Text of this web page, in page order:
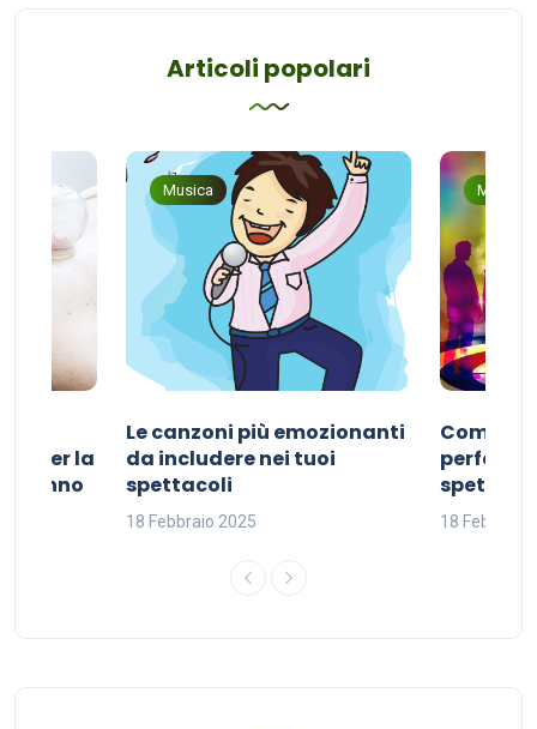
Articoli popolari
per la
sonno
Musica
Le canzoni più emozionanti
da includere nei tuoi
spettacoli
18 Febbraio 2025
Musica
Come
perfetta
18 Febbraio